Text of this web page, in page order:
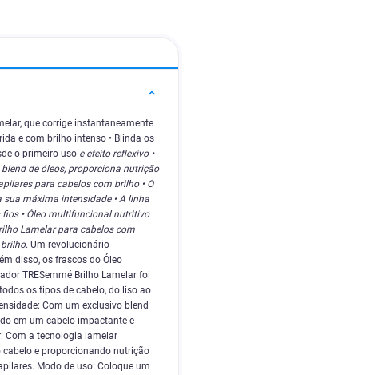
que corrige instantaneamente
e com brilho intenso • Blinda os
o primeiro uso e efeito reflexivo •
de óleos, proporciona nutrição
para cabelos com brilho • O
sua máxima intensidade • A linha
• Óleo multifuncional nutritivo
Lamelar para cabelos com
. Um revolucionário
disso, os frascos do Óleo
TRESemmé Brilho Lamelar foi
os tipos de cabelo, do liso ao
Com um exclusivo blend
em um cabelo impactante e
Com a tecnologia lamelar
e proporcionando nutrição
Modo de uso: Coloque um